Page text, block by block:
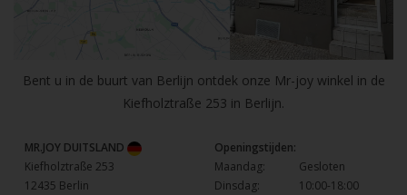
Bent u in de buurt van Berlijn ontdek onze Mr-joy winkel in de
Kiefholztraße 253 in Berlijn.
MR.JOY DUITSLAND
Kiefholztraße 253
12435 Berlin
Openingstijden:
Maandag:
Gesloten
Dinsdag:
10:00-18:00